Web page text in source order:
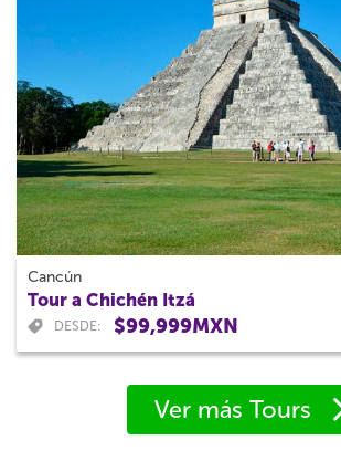
Cancún
Tour a Chichén Itzá
DESDE: $99,999MXN
Ver más Tours